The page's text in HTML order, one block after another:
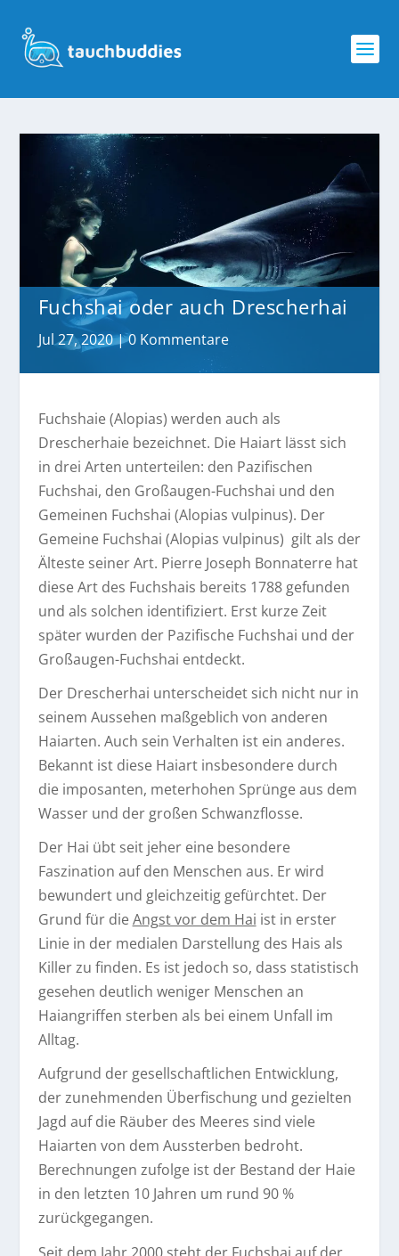
Fuchshai oder auch Drescherhai
Jul 27, 2020|0 Kommentare
Fuchshaie (Alopias) werden auch als
Drescherhaie bezeichnet. Die Haiart lässt sich
in drei Arten unterteilen: den Pazifischen
Fuchshai, den Großaugen-Fuchshai und den
Gemeinen Fuchshai (Alopias vulpinus). Der
Gemeine Fuchshai (Alopias vulpinus) gilt als der
Älteste seiner Art. Pierre Joseph Bonnaterre hat
diese Art des Fuchshais bereits 1788 gefunden
und als solchen identifiziert. Erst kurze Zeit
später wurden der Pazifische Fuchshai und der
Großaugen-Fuchshai entdeckt.
Der Drescherhai unterscheidet sich nicht nur in
seinem Aussehen maßgeblich von anderen
Haiarten. Auch sein Verhalten ist ein anderes.
Bekannt ist diese Haiart insbesondere durch
die imposanten, meterhohen Sprünge aus dem
Wasser und der großen Schwanzflosse.
Der Hai übt seit jeher eine besondere
Faszination auf den Menschen aus. Er wird
bewundert und gleichzeitig gefürchtet. Der
Grund für dieAngst vor dem Hai ist in erster
Linie in der medialen Darstellung des Hais als
Killer zu finden. Es ist jedoch so, dass statistisch
gesehen deutlich weniger Menschen an
Haiangriffen sterben als bei einem Unfall im
Alltag.
Aufgrund der gesellschaftlichen Entwicklung,
der zunehmenden Überfischung und gezielten
Jagd auf die Räuber des Meeres sind viele
Haiarten von dem Aussterben bedroht.
Berechnungen zufolge ist der Bestand der Haie
in den letzten 10 Jahren um rund 90 %
zurückgegangen.
Seit dem Jahr 2000 steht der Fuchshai auf der